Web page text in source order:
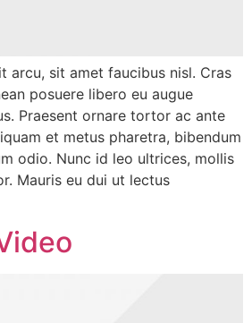
arcu, sit amet faucibus nisl. Cras
posuere libero eu augue
Praesent ornare tortor ac ante
et metus pharetra, bibendum
odio. Nunc id leo ultrices, mollis
Mauris eu dui ut lectus